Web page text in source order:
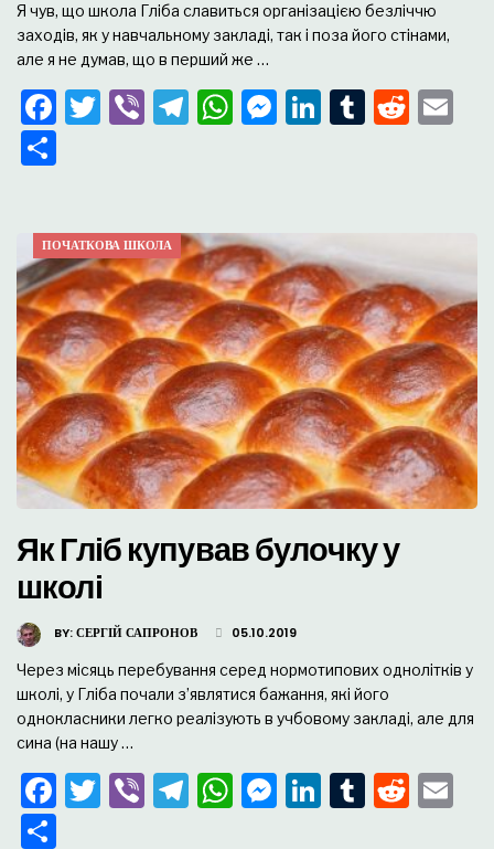
Я чув, що школа Гліба славиться організацією безліччю
заходів, як у навчальному закладі, так і поза його стінами,
але я не думав, що в перший же …
Facebook
Twitter
ViberTelegram
WhatsApp
Messenger
LinkedIn
Tumblr
ПОЧАТКОВА ШКОЛА
Як Гліб купував булочку у
школі
BY:СЕРГІЙ САПРОНОВ 05.10.2019
Через місяць перебування серед нормотипових однолітків у
школі, у Гліба почали з’являтися бажання, які його
однокласники легко реалізують в учбовому закладі, але для
сина (на нашу …
Facebook
Twitter
ViberTelegram
WhatsApp
Messenger
LinkedIn
Tumblr